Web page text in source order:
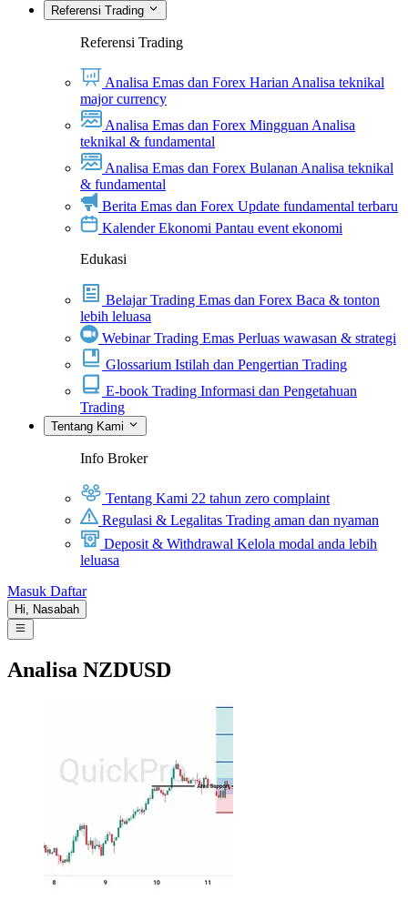
Referensi Trading
Referensi Trading
Analisa Emas dan Forex Harian Analisa teknikal
major currency
Analisa Emas dan Forex Mingguan Analisa
teknikal & fundamental
Analisa Emas dan Forex Bulanan Analisa teknikal
& fundamental
Berita Emas dan Forex Update fundamental terbaru
Kalender Ekonomi Pantau event ekonomi
Edukasi
Belajar Trading Emas dan Forex Baca & tonton
lebih leluasa
Webinar Trading Emas Perluas wawasan & strategi
Glossarium Istilah dan Pengertian Trading
E-book Trading Informasi dan Pengetahuan
Trading
Tentang Kami
Info Broker
Tentang Kami 22 tahun zero complaint
Regulasi & Legalitas Trading aman dan nyaman
Deposit & Withdrawal Kelola modal anda lebih
leluasa
Masuk Daftar
Hi, Nasabah
Analisa NZDUSD